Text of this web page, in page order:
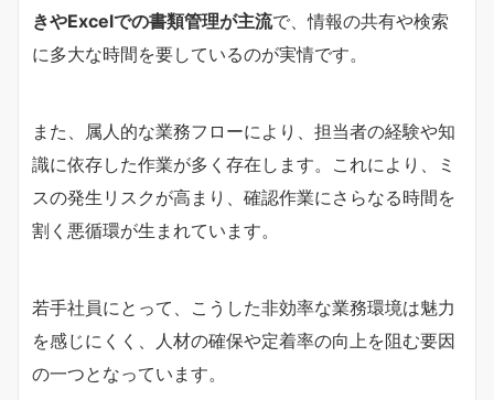
きやExcelでの書類管理が主流で、情報の共有や検索
に多大な時間を要しているのが実情です。
また、属人的な業務フローにより、担当者の経験や知
識に依存した作業が多く存在します。これにより、ミ
スの発生リスクが高まり、確認作業にさらなる時間を
割く悪循環が生まれています。
若手社員にとって、こうした非効率な業務環境は魅力
を感じにくく、人材の確保や定着率の向上を阻む要因
の一つとなっています。